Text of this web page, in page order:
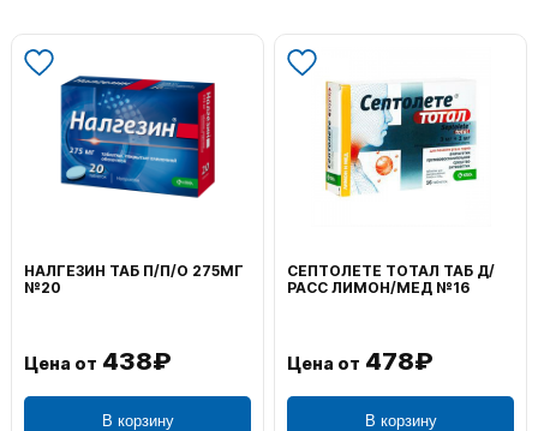
НАЛГЕЗИН ТАБ П/П/О 275МГ
№20
Цена от 438₽
В корзину
СЕПТОЛЕТЕ ТОТАЛ ТАБ Д/
РАСС ЛИМОН/МЕД №16
Цена от 478₽
В корзину